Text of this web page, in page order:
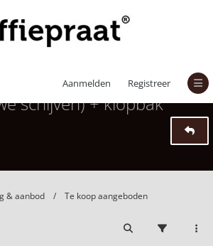
Aanmelden Registreer
+ Faema maler
schijven) + klopbak
& aanbod Te koop aangeboden